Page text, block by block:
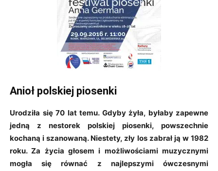
Anioł polskiej piosenki
Urodziła się 70 lat temu. Gdyby żyła, byłaby zapewne
jedną z nestorek polskiej piosenki, powszechnie
kochaną i szanowaną. Niestety, zły los zabrał ją w 1982
roku. Za życia głosem i możliwościami muzycznymi
mogła się równać z najlepszymi ówczesnymi